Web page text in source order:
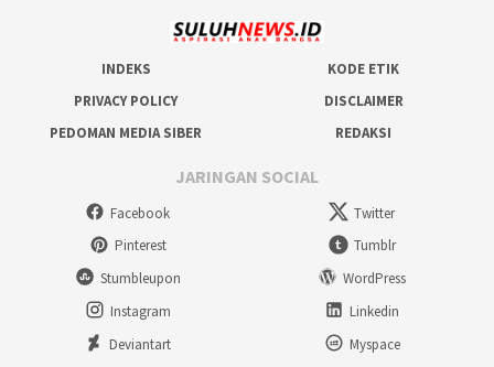
INDEKS
KODE ETIK
PRIVACY POLICY
DISCLAIMER
PEDOMAN MEDIA SIBER
REDAKSI
JARINGAN SOCIAL
Facebook
Twitter
Pinterest
Tumblr
Stumbleupon
WordPress
Instagram
Linkedin
Deviantart
Myspace